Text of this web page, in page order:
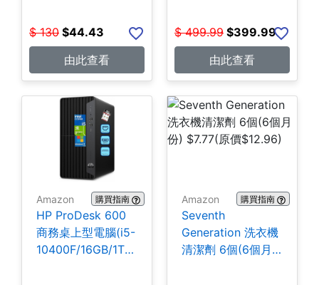
$ 130 $44.43
由此查看
$ 499.99 $399.99
由此查看
Amazon 購買指南
HP ProDesk 600
商務桌上型電腦(i5-
10400F/16GB/1TB
Amazon 購買指南
Seventh
Generation 洗衣機
清潔劑 6個(6個月